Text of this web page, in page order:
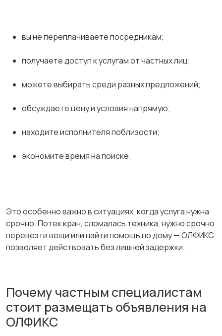
вы не переплачиваете посредникам;
получаете доступ к услугам от частных лиц;
можете выбирать среди разных предложений;
обсуждаете цену и условия напрямую;
находите исполнителя поблизости;
экономите время на поиске.
Это особенно важно в ситуациях, когда услуга нужна
срочно. Потек кран, сломалась техника, нужно срочно
перевезти вещи или найти помощь по дому — ОЛФИКС
позволяет действовать без лишней задержки.
Почему частным специалистам
стоит размещать объявления на
ОЛФИКС